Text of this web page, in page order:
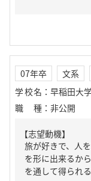
07年卒 文系
学校名 ： 早稲田大
職種 ： 非公開
【志望動機】
旅が好きで、人
を形に出来るか
を通して得られ